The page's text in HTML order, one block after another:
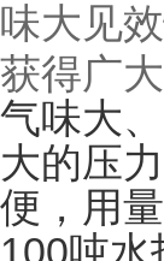
味大见
获得广
气味大
大的压
便，用
100吨水